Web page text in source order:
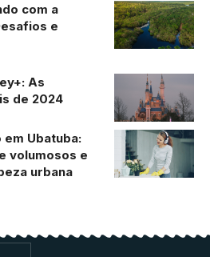
com a
e
As
de 2024
Ubatuba:
volumosos e
urbana